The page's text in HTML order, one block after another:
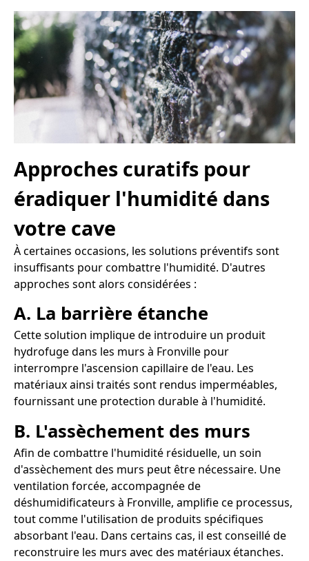
Approches curatifs pour
éradiquer l'humidité dans
votre cave
À certaines occasions, les solutions préventifs sont
insuffisants pour combattre l'humidité. D'autres
approches sont alors considérées :
A. La barrière étanche
Cette solution implique de introduire un produit
hydrofuge dans les murs à Fronville pour
interrompre l'ascension capillaire de l'eau. Les
matériaux ainsi traités sont rendus imperméables,
fournissant une protection durable à l'humidité.
B. L'assèchement des murs
Afin de combattre l'humidité résiduelle, un soin
d'assèchement des murs peut être nécessaire. Une
ventilation forcée, accompagnée de
déshumidificateurs à Fronville, amplifie ce processus,
tout comme l'utilisation de produits spécifiques
absorbant l'eau. Dans certains cas, il est conseillé de
reconstruire les murs avec des matériaux étanches.